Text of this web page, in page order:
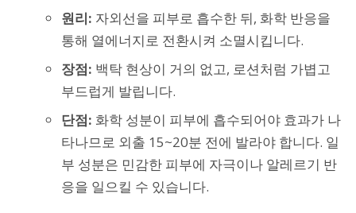
원리: 자외선을 피부로 흡수한 뒤, 화학 반응을
통해 열에너지로 전환시켜 소멸시킵니다.
장점: 백탁 현상이 거의 없고, 로션처럼 가볍고
부드럽게 발립니다.
단점: 화학 성분이 피부에 흡수되어야 효과가 나
타나므로 외출 15~20분 전에 발라야 합니다. 일
부 성분은 민감한 피부에 자극이나 알레르기 반
응을 일으킬 수 있습니다.